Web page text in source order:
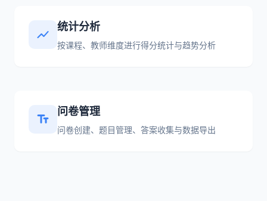
show_chart
统计分析
按课程、教师维度进行得分统计与趋势分析
text_fields
问卷管理
问卷创建、题目管理、答案收集与数据导出